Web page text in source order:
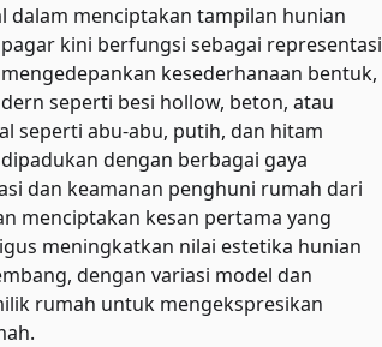
dalam menciptakan tampilan hunian
kini berfungsi sebagai representasi
kesederhanaan bentuk,
seperti besi hollow, beton, atau
seperti abu-abu, putih, dan hitam
dengan berbagai gaya
dan keamanan penghuni rumah dari
menciptakan kesan pertama yang
meningkatkan nilai estetika hunian
dengan variasi model dan
rumah untuk mengekspresikan